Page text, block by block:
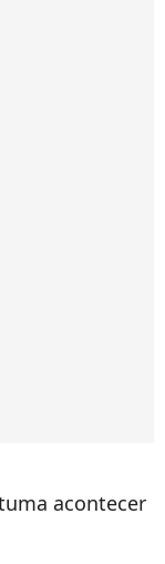
acontecer